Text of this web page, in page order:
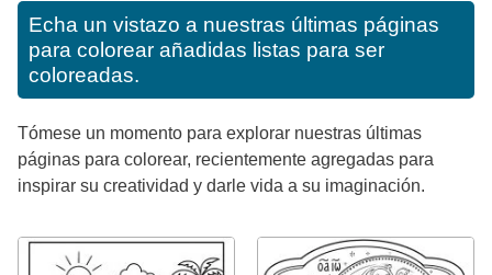
Echa un vistazo a nuestras últimas páginas
para colorear añadidas listas para ser
coloreadas.
Tómese un momento para explorar nuestras últimas
páginas para colorear, recientemente agregadas para
inspirar su creatividad y darle vida a su imaginación.